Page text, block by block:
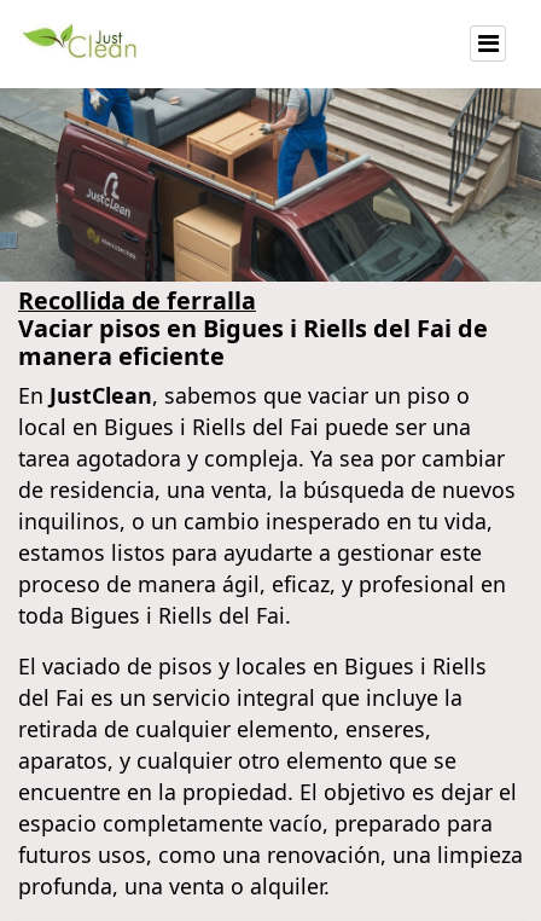
Recollida de ferralla
Vaciar pisos en Bigues i Riells del Fai de
manera eficiente
En JustClean, sabemos que vaciar un piso o
local en Bigues i Riells del Fai puede ser una
tarea agotadora y compleja. Ya sea por cambiar
de residencia, una venta, la búsqueda de nuevos
inquilinos, o un cambio inesperado en tu vida,
estamos listos para ayudarte a gestionar este
proceso de manera ágil, eficaz, y profesional en
toda Bigues i Riells del Fai.
El vaciado de pisos y locales en Bigues i Riells
del Fai es un servicio integral que incluye la
retirada de cualquier elemento, enseres,
aparatos, y cualquier otro elemento que se
encuentre en la propiedad. El objetivo es dejar el
espacio completamente vacío, preparado para
futuros usos, como una renovación, una limpieza
profunda, una venta o alquiler.